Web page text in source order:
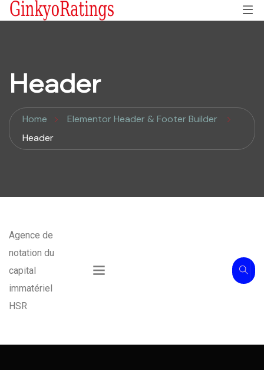
Header
Home
Elementor Header & Footer Builder
Header
Agence de
notation du
capital
immatériel
HSR